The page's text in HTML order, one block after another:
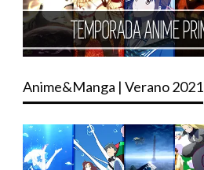
Anime&Manga | Verano 2021